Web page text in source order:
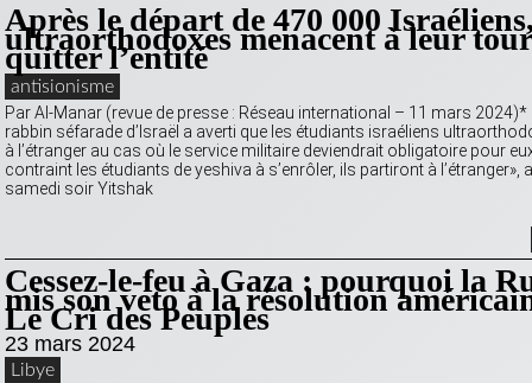
Après le départ de 470 000
ultraorthodoxes menacent à leur
quitter l’entité
antisionisme
Par Al-Manar (revue de presse : Réseau international – 11 mars 2024)*
rabbin séfarade d’Israël a averti que les étudiants israéliens
à l’étranger au cas où le service militaire deviendrait obligatoire pour
contraint les étudiants de yeshiva à s’enrôler, ils partiront à l’étranger»,
samedi soir Yitshak
Cessez-le-feu à Gaza : pourquoi la
mis son veto à la résolution
Le Cri des Peuples
23 mars 2024
Libye